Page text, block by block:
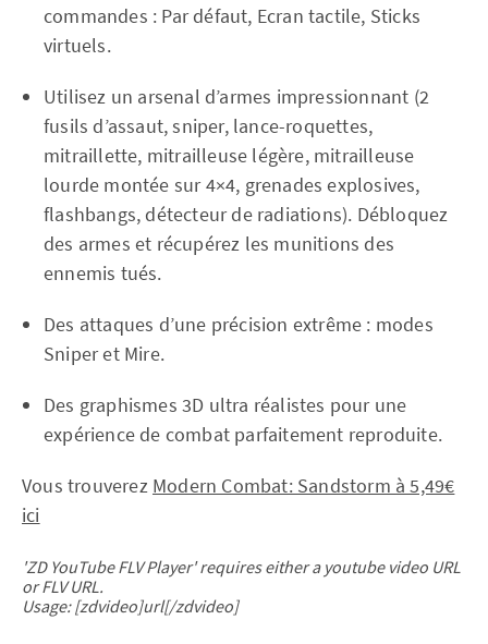
commandes : Par défaut, Ecran tactile, Sticks
virtuels.
Utilisez un arsenal d’armes impressionnant (2
fusils d’assaut, sniper, lance-roquettes,
mitraillette, mitrailleuse légère, mitrailleuse
lourde montée sur 4×4, grenades explosives,
flashbangs, détecteur de radiations). Débloquez
des armes et récupérez les munitions des
ennemis tués.
Des attaques d’une précision extrême : modes
Sniper et Mire.
Des graphismes 3D ultra réalistes pour une
expérience de combat parfaitement reproduite.
Vous trouverez Modern Combat: Sandstorm à 5,49€
ici
'ZD YouTube FLV Player' requires either a youtube video URL
or FLV URL.
Usage: [zdvideo]url[/zdvideo]